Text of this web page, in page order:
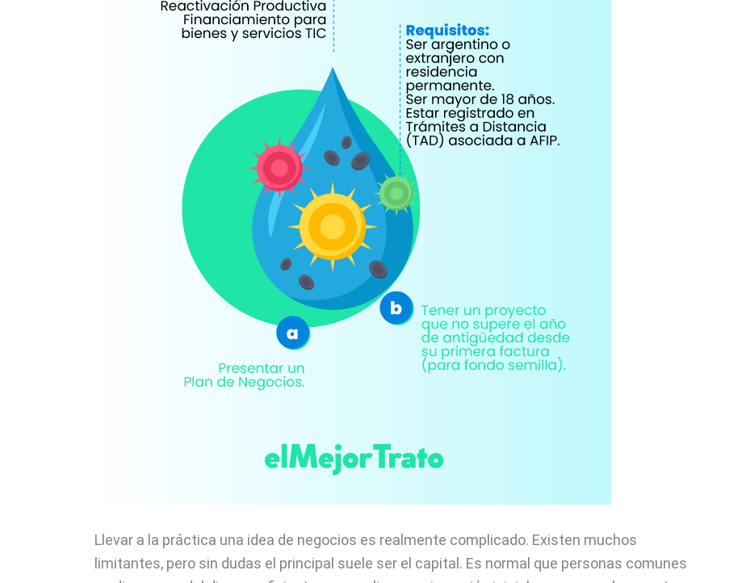
Llevar a la práctica una idea de negocios es realmente complicado. Existen muchos
limitantes, pero sin dudas el principal suele ser el capital. Es normal que personas comunes